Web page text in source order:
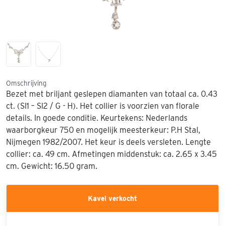
Omschrijving
Bezet met briljant geslepen diamanten van totaal ca. 0.43
ct. (SI1 – SI2 / G - H). Het collier is voorzien van florale
details. In goede conditie. Keurtekens: Nederlands
waarborgkeur 750 en mogelijk meesterkeur: P.H Stal,
Nijmegen 1982/2007. Het keur is deels versleten. Lengte
collier: ca. 49 cm. Afmetingen middenstuk: ca. 2.65 x 3.45
cm. Gewicht: 16.50 gram.
Kavel verkocht